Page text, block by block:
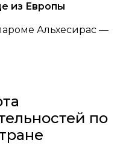
из Европы
Альхесирас —
по